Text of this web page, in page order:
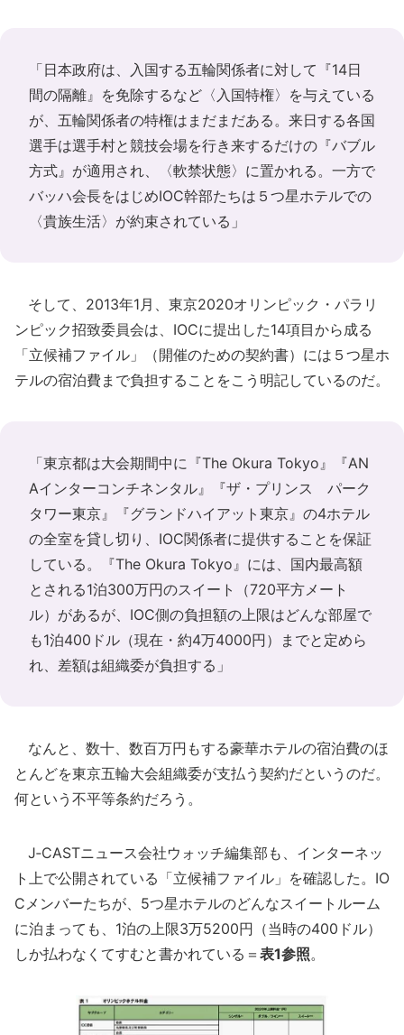
「日本政府は、入国する五輪関係者に対して『14日
間の隔離』を免除するなど〈入国特権〉を与えている
が、五輪関係者の特権はまだまだある。来日する各国
選手は選手村と競技会場を行き来するだけの『バブル
方式』が適用され、〈軟禁状態〉に置かれる。一方で
バッハ会長をはじめIOC幹部たちは５つ星ホテルでの
〈貴族生活〉が約束されている」
そして、2013年1月、東京2020オリンピック・パラリ
ンピック招致委員会は、IOCに提出した14項目から成る
「立候補ファイル」（開催のための契約書）には５つ星ホ
テルの宿泊費まで負担することをこう明記しているのだ。
「東京都は大会期間中に『The Okura Tokyo』『AN
Aインターコンチネンタル』『ザ・プリンス パーク
タワー東京』『グランドハイアット東京』の4ホテル
の全室を貸し切り、IOC関係者に提供することを保証
している。『The Okura Tokyo』には、国内最高額
とされる1泊300万円のスイート（720平方メート
ル）があるが、IOC側の負担額の上限はどんな部屋で
も1泊400ドル（現在・約4万4000円）までと定めら
れ、差額は組織委が負担する」
なんと、数十、数百万円もする豪華ホテルの宿泊費のほ
とんどを東京五輪大会組織委が支払う契約だというのだ。
何という不平等条約だろう。
J‐CASTニュース会社ウォッチ編集部も、インターネッ
ト上で公開されている「立候補ファイル」を確認した。IO
Cメンバーたちが、5つ星ホテルのどんなスイートルーム
に泊まっても、1泊の上限3万5200円（当時の400ドル）
しか払わなくてすむと書かれている＝ 表1参照。